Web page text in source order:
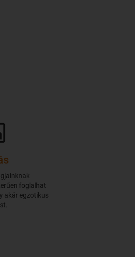
foglalhat
akár egzotikus